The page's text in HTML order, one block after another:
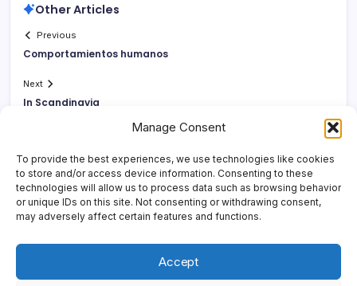
Manage Consent
To provide the best experiences, we use technologies like cookies
to store and/or access device information. Consenting to these
technologies will allow us to process data such as browsing behavior
or unique IDs on this site. Not consenting or withdrawing consent,
may adversely affect certain features and functions.
Accept
Other Articles
Previous
Comportamientos humanos
Next
In Scandinavia